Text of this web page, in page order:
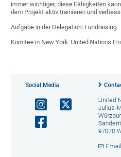
immer wichtiger, diese Fähigkeiten
dem Projekt aktiv trainieren und
Aufgabe in der Delegation: Fundraising
Komitee in New York: United Nations
Social Media
United
Julius-
97070
Email